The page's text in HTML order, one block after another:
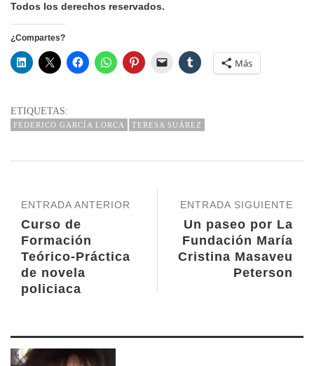
Todos los derechos reservados.
¿Compartes?
Más
ETIQUETAS:
FEDERICO GARCÍA LORCA TERESA SUÁREZ
ENTRADA SIGUIENTE
Un paseo por La
Fundación María
Cristina Masaveu
Peterson
ENTRADA ANTERIOR
Curso de
Formación
Teórico-Práctica
de novela
policiaca